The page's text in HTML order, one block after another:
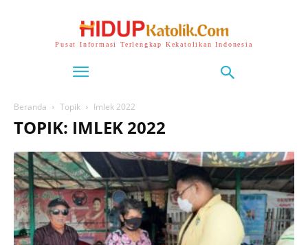
Pusat Informasi Terlengkap Kekatolikan Indonesia
Beranda Topik Imlek 2022
TOPIK: IMLEK 2022